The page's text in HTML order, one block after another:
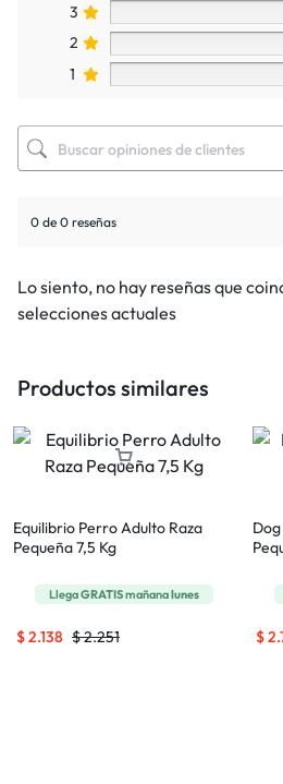
3
2
1
0 de 0 reseñas
Lo siento, no hay reseñas que
selecciones actuales
Productos similares
Equilibrio Perro Adulto Raza
Pequeña 7,5 Kg
LlegaGRATISmañanalunes
$2.251
$2.138 $